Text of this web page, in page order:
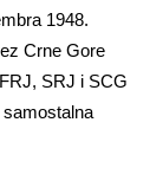
1948.
Crne Gore
SRJ i SCG
samostalna